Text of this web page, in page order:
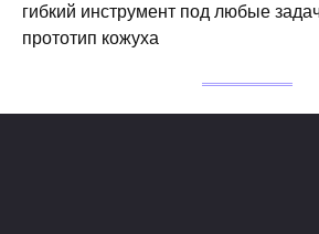
гибкий инструмент под любые
прототип кожуха